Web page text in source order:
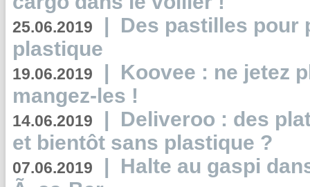
25.06.2019 | Des pastilles pour
plastique
19.06.2019 | Koovee : ne jetez
mangez-les !
14.06.2019 | Deliveroo : des
et bientôt sans plastique ?
07.06.2019 | Halte au gaspi